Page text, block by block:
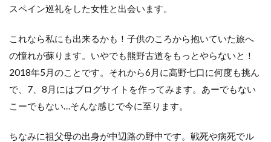
スペイン巡礼をした女性と出会います。
これなら私にも出来るかも！子供のころから抱いていた旅へ
の憧れが蘇ります。いやでも熊野古道をもっとやらないと！
2018年5月のことです。それから6月に高野七口に何度も挑ん
で、7、8月にはブログサイトを作ってみます。あーでもない
こーでもない…そんな感じで今に至ります。
ちなみに祖父母の出身が中辺路の野中です。戦死や病死でル